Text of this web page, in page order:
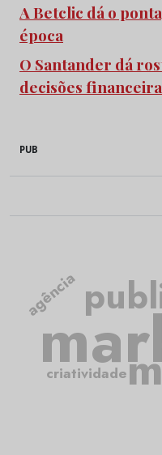
A Betclic dá o
época
O Santander dá
decisões
PUB
criatividade
agência